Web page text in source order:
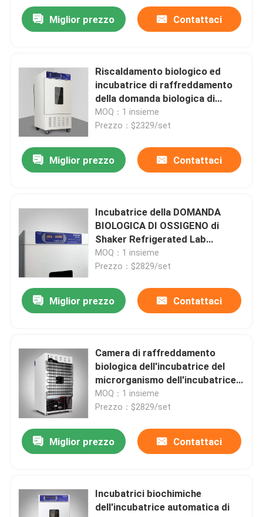
Fatory Tour
Contattaci
notizie
Tutti i casi
Forno più asciutto del laboratorio
Forno di essiccazione industriale
Camera Temperatura Umidità
Camera climatizzata
Governo laminare del flusso d'aria
Forno essiccatore sottovuoto
Miglior prezzo Contattaci
Riscaldamento biologico ed
incubatrice di raffreddamento
della domanda biologica di
ossigeno del laboratorio della
lampada di luce UV
MOQ：1 insieme
Prezzo：$2329/set
Miglior prezzo Contattaci
Incubatrice della DOMANDA
BIOLOGICA DI OSSIGENO di
Shaker Refrigerated Lab
dell'incubatrice di -20~65C in
microbiologia
MOQ：1 insieme
Prezzo：$2829/set
Miglior prezzo Contattaci
Camera di raffreddamento
biologica dell'incubatrice del
microrganismo dell'incubatrice
150L del laboratorio
MOQ：1 insieme
Prezzo：$2829/set
Miglior prezzo Contattaci
Incubatrici biochimiche
dell'incubatrice automatica di